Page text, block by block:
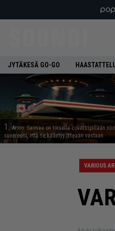
JYTÄKESÄ GO-GO
1. Arvio: Saimaa on toisella covertripillään niin
suvereeni, että se kääntyy itseään vastaan
VARIOUS